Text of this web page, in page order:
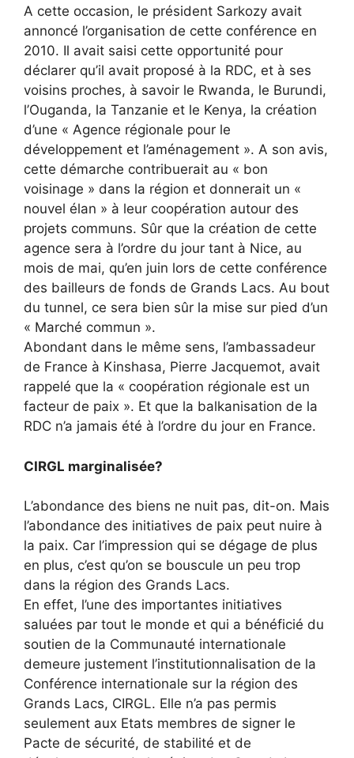
A cette occasion, le président Sarkozy avait
annoncé l’organisation de cette conférence en
2010. Il avait saisi cette opportunité pour
déclarer qu’il avait proposé à la RDC, et à ses
voisins proches, à savoir le Rwanda, le Burundi,
l’Ouganda, la Tanzanie et le Kenya, la création
d’une « Agence régionale pour le
développement et l’aménagement ». A son avis,
cette démarche contribuerait au « bon
voisinage » dans la région et donnerait un «
nouvel élan » à leur coopération autour des
projets communs. Sûr que la création de cette
agence sera à l’ordre du jour tant à Nice, au
mois de mai, qu’en juin lors de cette conférence
des bailleurs de fonds de Grands Lacs. Au bout
du tunnel, ce sera bien sûr la mise sur pied d’un
« Marché commun ».
Abondant dans le même sens, l’ambassadeur
de France à Kinshasa, Pierre Jacquemot, avait
rappelé que la « coopération régionale est un
facteur de paix ». Et que la balkanisation de la
RDC n’a jamais été à l’ordre du jour en France.
CIRGL marginalisée?
L’abondance des biens ne nuit pas, dit-on. Mais
l’abondance des initiatives de paix peut nuire à
la paix. Car l’impression qui se dégage de plus
en plus, c’est qu’on se bouscule un peu trop
dans la région des Grands Lacs.
En effet, l’une des importantes initiatives
saluées par tout le monde et qui a bénéficié du
soutien de la Communauté internationale
demeure justement l’institutionnalisation de la
Conférence internationale sur la région des
Grands Lacs, CIRGL. Elle n’a pas permis
seulement aux Etats membres de signer le
Pacte de sécurité, de stabilité et de